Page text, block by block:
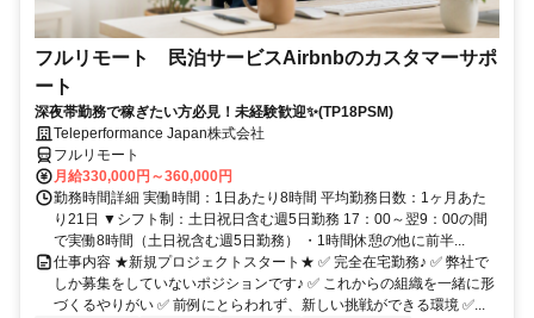
フルリモート 民泊サービスAirbnbのカスタマーサポ
ート
深夜帯勤務で稼ぎたい方必見！未経験歓迎✨(TP18PSM)
Teleperformance Japan株式会社
フルリモート
月給330,000円～360,000円
勤務時間詳細 実働時間：1日あたり8時間 平均勤務日数：1ヶ月あた
り21日 ▼シフト制：土日祝日含む週5日勤務 17：00～翌9：00の間
で実働8時間（土日祝含む週5日勤務） ・1時間休憩の他に前半...
仕事内容 ★新規プロジェクトスタート★ ✅ 完全在宅勤務♪ ✅ 弊社で
しか募集をしていないポジションです♪ ✅ これからの組織を一緒に形
づくるやりがい ✅ 前例にとらわれず、新しい挑戦ができる環境 ✅...